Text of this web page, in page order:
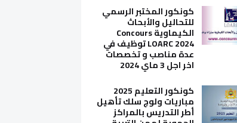
كونكور المختبر الرسمي
للتحاليل والأبحاث
الكيماوية Concours
LOARC 2024 توظيف في
عدة مناصب و تخصصات
اخر اجل 3 ماي 2024
كونكور التعليم 2025
مباريات ولوج سلك تأهيل
أطر التدريس بالمراكز